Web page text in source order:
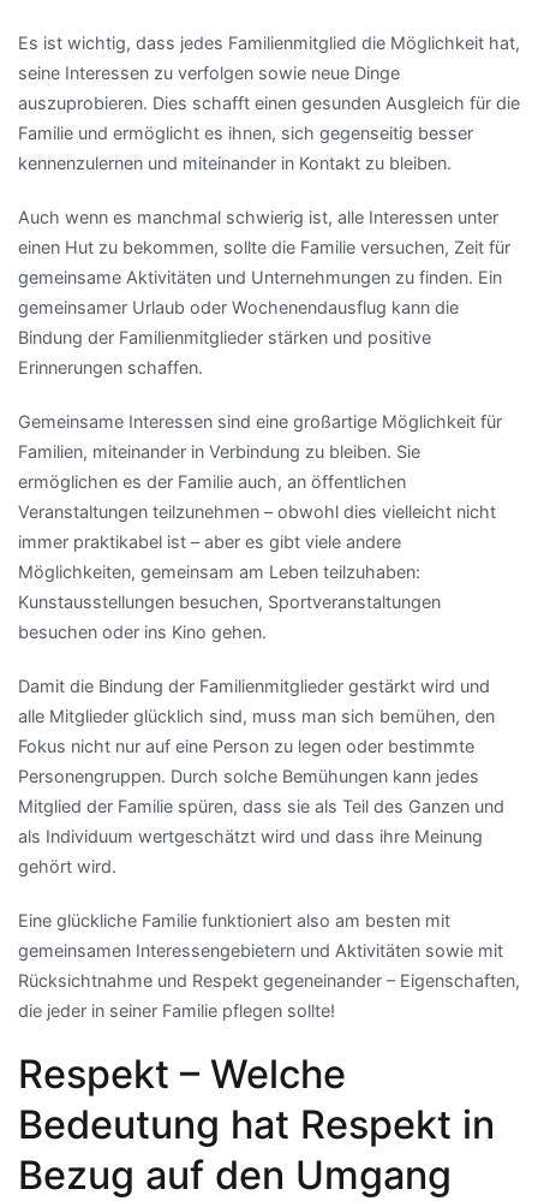
Es ist wichtig, dass jedes Familienmitglied die Möglichkeit hat,
seine Interessen zu verfolgen sowie neue Dinge
auszuprobieren. Dies schafft einen gesunden Ausgleich für die
Familie und ermöglicht es ihnen, sich gegenseitig besser
kennenzulernen und miteinander in Kontakt zu bleiben.
Auch wenn es manchmal schwierig ist, alle Interessen unter
einen Hut zu bekommen, sollte die Familie versuchen, Zeit für
gemeinsame Aktivitäten und Unternehmungen zu finden. Ein
gemeinsamer Urlaub oder Wochenendausflug kann die
Bindung der Familienmitglieder stärken und positive
Erinnerungen schaffen.
Gemeinsame Interessen sind eine großartige Möglichkeit für
Familien, miteinander in Verbindung zu bleiben. Sie
ermöglichen es der Familie auch, an öffentlichen
Veranstaltungen teilzunehmen – obwohl dies vielleicht nicht
immer praktikabel ist – aber es gibt viele andere
Möglichkeiten, gemeinsam am Leben teilzuhaben:
Kunstausstellungen besuchen, Sportveranstaltungen
besuchen oder ins Kino gehen.
Damit die Bindung der Familienmitglieder gestärkt wird und
alle Mitglieder glücklich sind, muss man sich bemühen, den
Fokus nicht nur auf eine Person zu legen oder bestimmte
Personengruppen. Durch solche Bemühungen kann jedes
Mitglied der Familie spüren, dass sie als Teil des Ganzen und
als Individuum wertgeschätzt wird und dass ihre Meinung
gehört wird.
Eine glückliche Familie funktioniert also am besten mit
gemeinsamen Interessengebietern und Aktivitäten sowie mit
Rücksichtnahme und Respekt gegeneinander – Eigenschaften,
die jeder in seiner Familie pflegen sollte!
Respekt – Welche
Bedeutung hat Respekt in
Bezug auf den Umgang